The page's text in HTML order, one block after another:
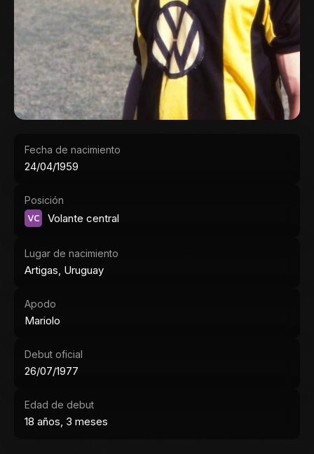
Fecha de nacimiento
24/04/1959
Posición
VC Volante central
Lugar de nacimiento
Artigas, Uruguay
Apodo
Mariolo
Debut oficial
26/07/1977
Edad de debut
18 años, 3 meses